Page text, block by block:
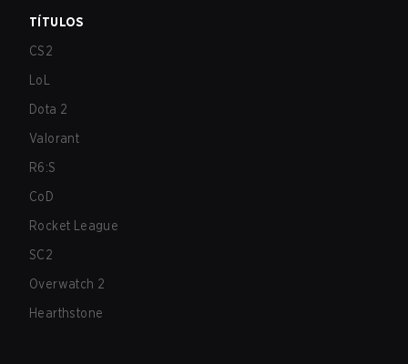
TÍTULOS
CS2
LoL
Dota 2
Valorant
R6:S
CoD
Rocket League
SC2
Overwatch 2
Hearthstone